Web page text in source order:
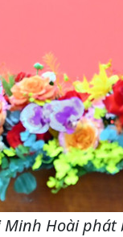
Hoài